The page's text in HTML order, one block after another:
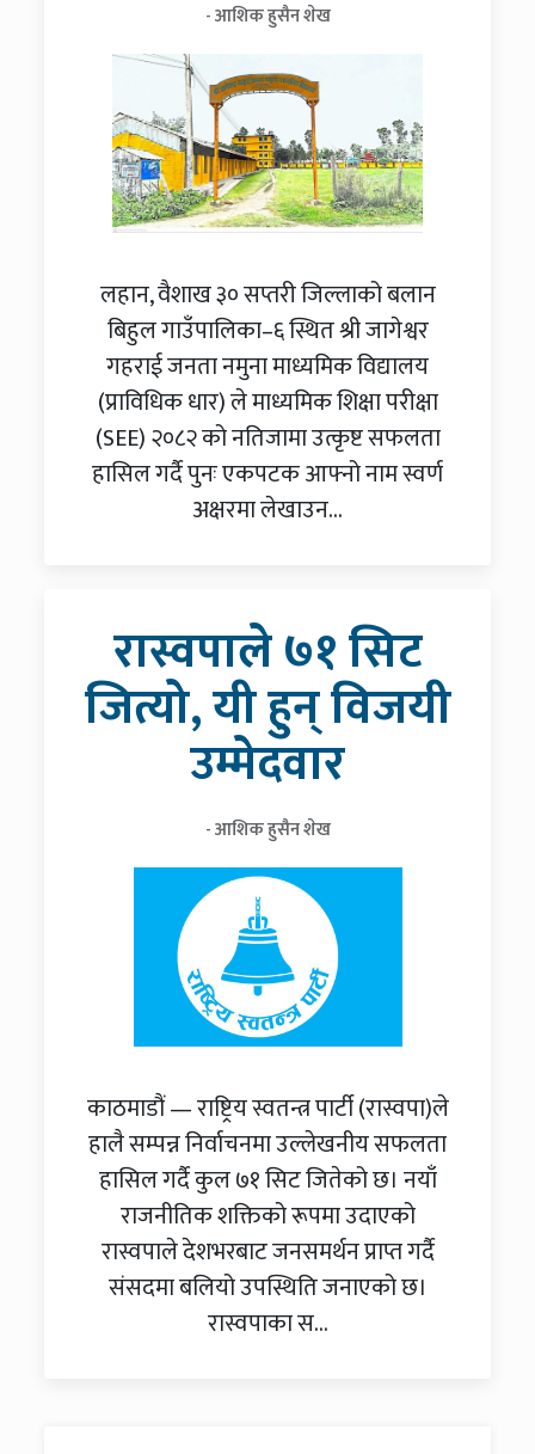
- आशिक हुसैन शेख
लहान, वैशाख ३० सप्तरी जिल्लाको बलान
बिहुल गाउँपालिका–६ स्थित श्री जागेश्वर
गहराई जनता नमुना माध्यमिक विद्यालय
(प्राविधिक धार) ले माध्यमिक शिक्षा परीक्षा
(SEE) २०८२ को नतिजामा उत्कृष्ट सफलता
हासिल गर्दै पुनः एकपटक आफ्नो नाम स्वर्ण
अक्षरमा लेखाउन...
रास्वपाले ७१ सिट
जित्यो, यी हुन् विजयी
उम्मेदवार
- आशिक हुसैन शेख
काठमाडौं — राष्ट्रिय स्वतन्त्र पार्टी (रास्वपा)ले
हालै सम्पन्न निर्वाचनमा उल्लेखनीय सफलता
हासिल गर्दै कुल ७१ सिट जितेको छ। नयाँ
राजनीतिक शक्तिको रूपमा उदाएको
रास्वपाले देशभरबाट जनसमर्थन प्राप्त गर्दै
संसदमा बलियो उपस्थिति जनाएको छ।
रास्वपाका स...